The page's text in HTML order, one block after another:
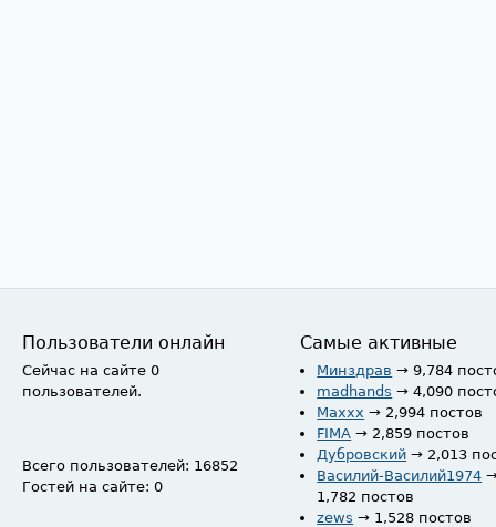
Пользователи онлайн
Сейчас на сайте 0
пользователей.
Всего пользователей: 16852
Гостей на сайте: 0
Самые активные
Минздрав → 9,784
madhands → 4,090
Maxxx → 2,994 постов
FIMA → 2,859 постов
Дубровский → 2,013
Василий-Василий1974
1,782 постов
zews → 1,528 постов